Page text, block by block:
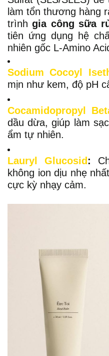
làm tổn thương hàng
trìnhgia công sữa
tiên ứng dụng hệ
nhiên gốc L-Amino
Sodium Cocoyl
mịn như kem, độ pH
Cocamidopropyl
dầu dừa, giúp làm
ẩm tự nhiên.
Lauryl Glucosid :
không ion dịu nhẹ
cực kỳ nhạy cảm.